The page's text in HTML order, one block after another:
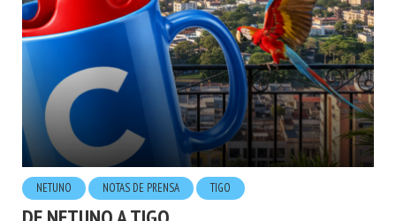
NETUNO NOTAS DE PRENSA TIGO